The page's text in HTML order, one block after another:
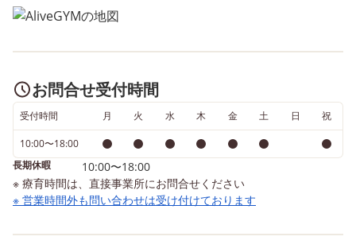
の放課後等デイサービス、
んについてご紹介します。
「自分の気持ちが分からな
い」 Pさんは、感情の動きが
大きくなることがあります。
指導員と話している中で、印
象的だった言葉がありまし
た。 それは、 「自分の気持
ちがよく分からない。」 と
で跳ぶ】【タイミングを
せ、「跳んでみて。」と
てもとても難しい動きに
ため、子供たちは上手く
くなくなったり、自己肯
が下がったりすることも
お問合せ受付時間
受付時間 月 火 水 木 金 土 日 祝
10:00〜18:00
長期休暇
10:00〜18:00
※ 療育時間は、直接事業所にお問合せください
※ 営業時間外も問い合わせは受け付けております